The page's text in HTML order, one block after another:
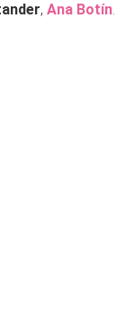
, Ana Botín.